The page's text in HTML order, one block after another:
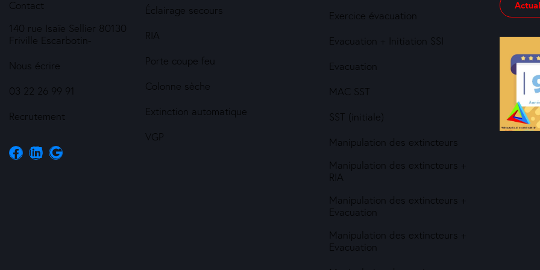
Contact
140 rue Isaïe Sellier 80130
Friville Escarbotin-
Nous écrire
03 22 26 99 91
Recrutement
Éclairage secours
RIA
Porte coupe feu
Colonne sèche
Extinction automatique
VGP
Exercice évacuation
Evacuation + Initiation SSI
Evacuation
MAC SST
SST (initiale)
Manipulation des extincteurs
Manipulation des extincteurs +
RIA
Manipulation des extincteurs +
Evacuation
Manipulation des extincteurs +
Evacuation